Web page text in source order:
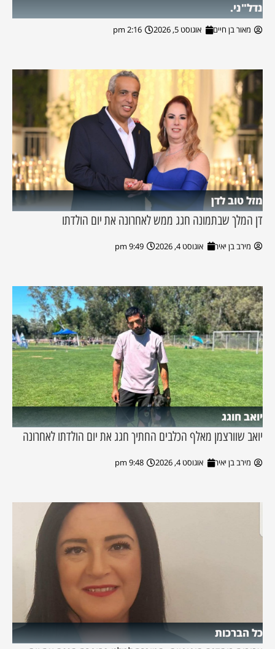
נדל"ני.
מאור בן חיים אוגוסט 5, 2026 2:16 pm
מזל טוב לדן
דן המלך שבתמונה חגג ממש לאחרונה את יום הולדתו
מירב בן יאיר אוגוסט 4, 2026 9:49 pm
יואב חוגג
יואב שוורצמן מאלף הכלבים החתיך חגג את יום הולדתו לאחרונה
מירב בן יאיר אוגוסט 4, 2026 9:48 pm
כל הברכות